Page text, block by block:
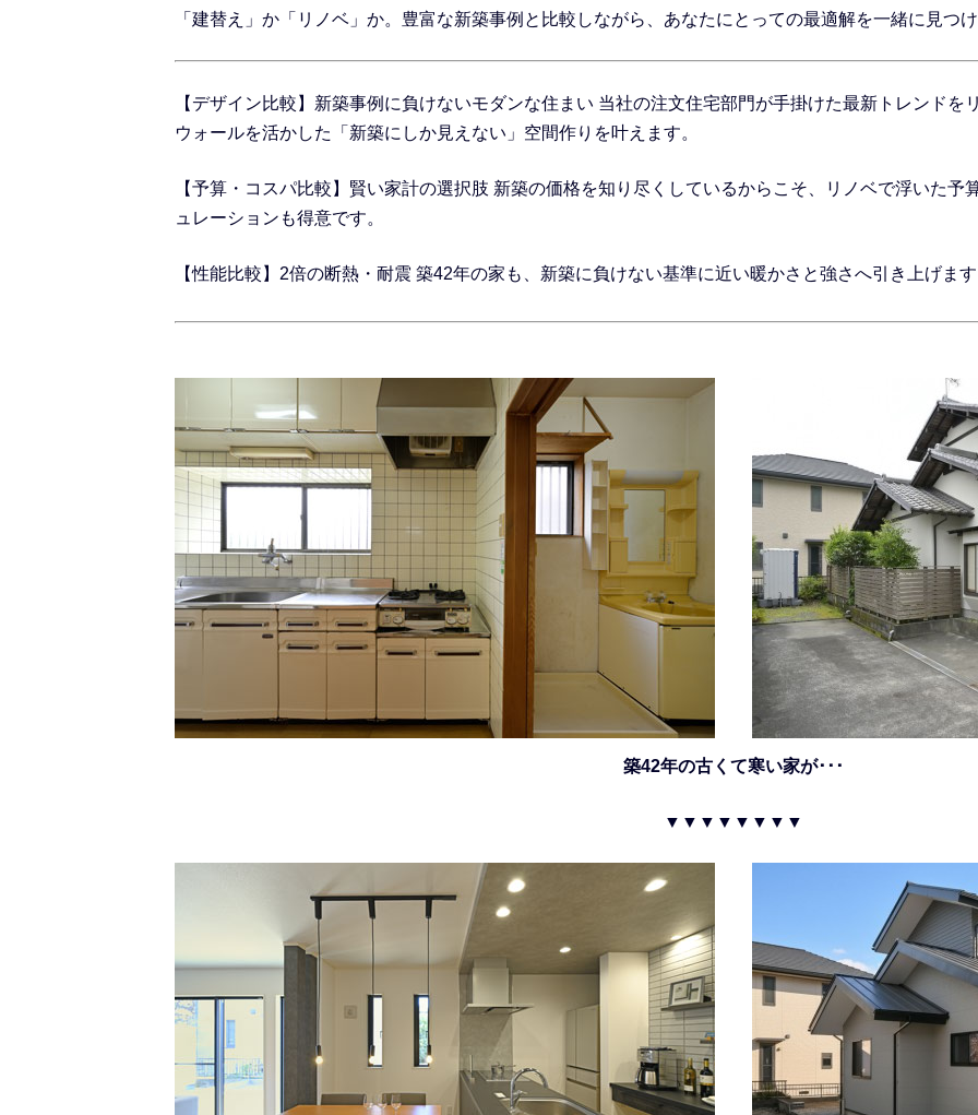
「建替え」か「リノベ」か。豊富な新築事例と比較しながら、あなたにとっての最適解を一緒に見つ
【デザイン比較】新築事例に負けないモダンな住まい 当社の注文住宅部門が手掛けた最新トレンドを
ウォールを活かした「新築にしか見えない」空間作りを叶えます。
【予算・コスパ比較】賢い家計の選択肢 新築の価格を知り尽くしているからこそ、リノベで浮いた予
ュレーションも得意です。
【性能比較】2倍の断熱・耐震 築42年の家も、新築に負けない基準に近い暖かさと強さへ引き上げま
築42年の古くて寒い家が･･･
▼ ▼ ▼ ▼ ▼ ▼ ▼ ▼